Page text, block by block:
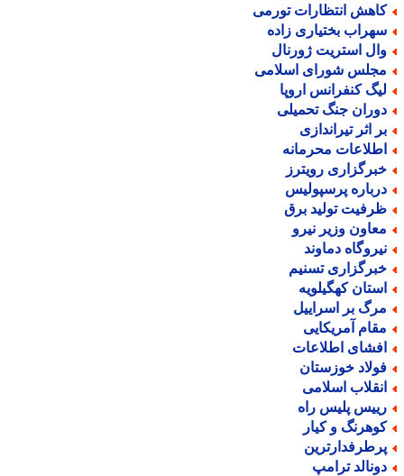
انتظارات تورمی
بختیاری زاده
استریت ژورنال
شورای اسلامی
کنفرانس اروپا
جنگ تحمیلی
اثر تیراندازی
محرمانه
رویترز
پرسپولیس
تولید برق
وزیر نیرو
دماوند
تسنیم
کهگیلویه
بر اسراییل
آمریکایی
اطلاعات
خوزستان
اسلامی
پلیس راه
و کیار
ترامپ